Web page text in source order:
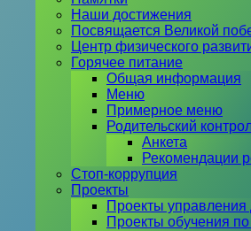
Наши достижения
Посвящается Великой
Центр физического
Горячее питание
Общая информация
Меню
Примерное меню
Родительский
Анкета
Рекомендации
Стоп-коррупция
Проекты
Проекты
Проекты обучения